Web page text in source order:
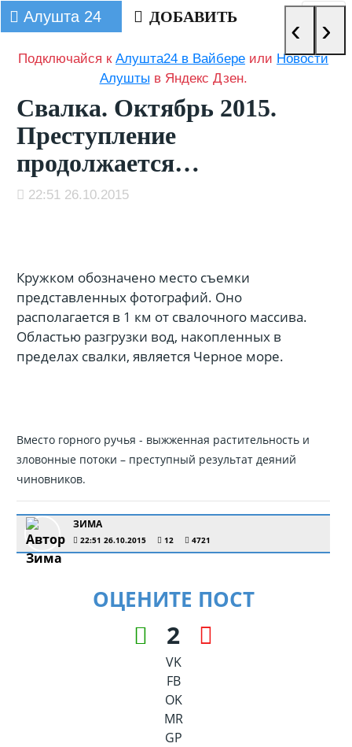
Алушта 24 ДОБАВИТЬ
Подключайся кАлушта24 в Вайбере или Новости
Алушты в Яндекс Дзен.
Свалка. Октябрь 2015.
Преступление
продолжается…
22:51 26.10.2015
Кружком обозначено место съемки
представленных фотографий. Оно
располагается в 1 км от свалочного массива.
Областью разгрузки вод, накопленных в
пределах свалки, является Черное море.
Вместо горного ручья - выжженная растительность и
зловонные потоки – преступный результат деяний
чиновников.
ЗИМА
22:51 26.10.2015 12 4721
ОЦЕНИТЕ ПОСТ
2
VK
FB
OK
MR
GP
‹ ›